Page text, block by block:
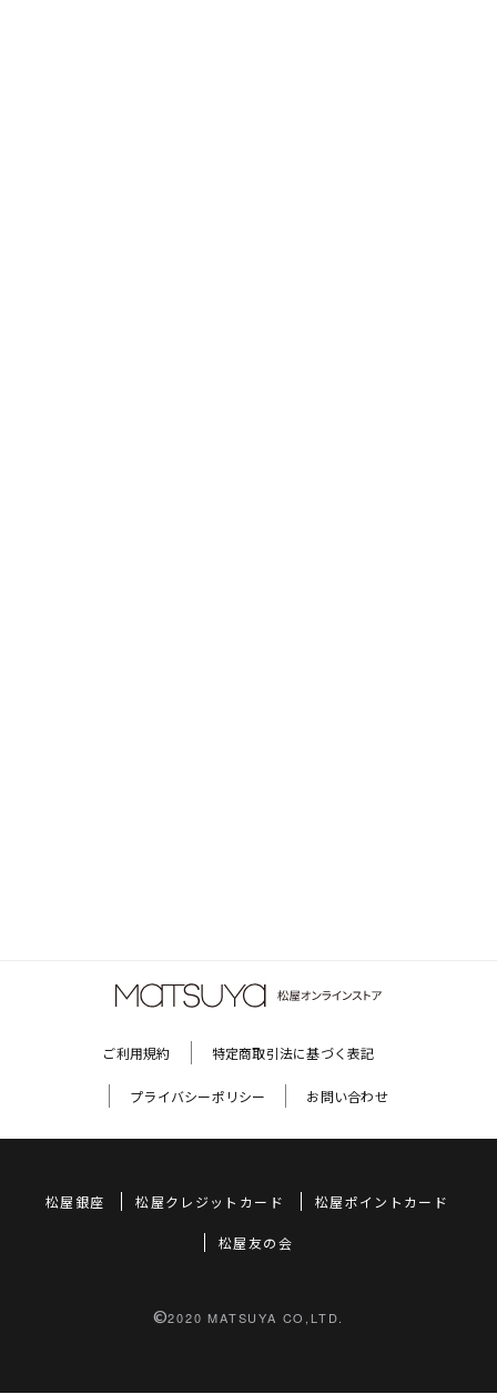
ご利用規約 特定商取引法に基づく表記
プライバシーポリシー お問い合わせ
松屋銀座 松屋クレジットカード 松屋ポイントカード
松屋友の会
©2020 MATSUYA CO,LTD.